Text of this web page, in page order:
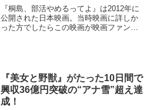
がる
『桐島、部活やめるってよ』は2012年に
公開された日本映画。当時映画に詳しか
った方でしたらこの映画が映画ファンの
『美女と野獣』がたった10日間で
興収36億円突破の“アナ雪”超え達
成！